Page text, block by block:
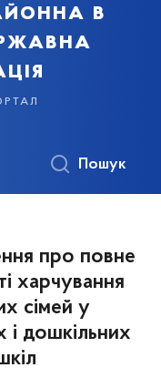
в
Пошук
про повне
харчування
сімей у
і дошкільних